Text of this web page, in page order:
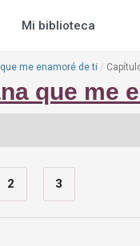
Mi biblioteca
me enamoré de ti
que me
2 3